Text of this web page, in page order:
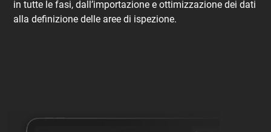
in tutte le fasi, dall’importazione e ottimizzazione dei dati
alla definizione delle aree di ispezione.